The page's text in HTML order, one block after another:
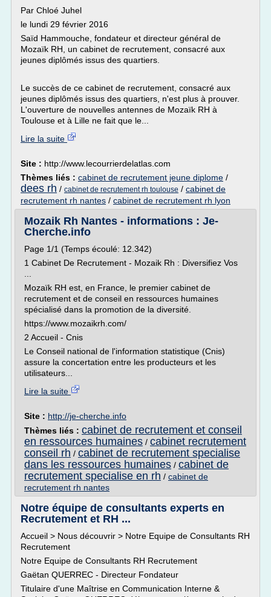
Par Chloé Juhel
le lundi 29 février 2016
Saïd Hammouche, fondateur et directeur général de
Mozaïk RH, un cabinet de recrutement, consacré aux
jeunes diplômés issus des quartiers.
Le succès de ce cabinet de recrutement, consacré aux
jeunes diplômés issus des quartiers, n'est plus à prouver.
L'ouverture de nouvelles antennes de Mozaïk RH à
Toulouse et à Lille ne fait que le...
Lire la suite
Site : http://www.lecourrierdelatlas.com
Thèmes liés : cabinet de recrutement jeune diplome /
dees rh / cabinet de recrutement rh toulouse / cabinet de
recrutement rh nantes / cabinet de recrutement rh lyon
Mozaik Rh Nantes - informations : Je-
Cherche.info
Page 1/1 (Temps écoulé: 12.342)
1 Cabinet De Recrutement - Mozaik Rh : Diversifiez Vos
Mozaïk RH est, en France, le premier cabinet de
recrutement et de conseil en ressources humaines
spécialisé dans la promotion de la diversité.
https://www.mozaikrh.com/
2 Accueil - Cnis
Le Conseil national de l'information statistique (Cnis)
assure la concertation entre les producteurs et les
utilisateurs...
Lire la suite
Site : http://je-cherche.info
Thèmes liés : cabinet de recrutement et conseil
en ressources humaines / cabinet recrutement
conseil rh / cabinet de recrutement specialise
dans les ressources humaines / cabinet de
recrutement specialise en rh / cabinet de
recrutement rh nantes
Notre équipe de consultants experts en
Recrutement et RH ...
Accueil > Nous découvrir > Notre Equipe de Consultants RH
Recrutement
Notre Equipe de Consultants RH Recrutement
Gaëtan QUERREC - Directeur Fondateur
Titulaire d'une Maîtrise en Communication Interne &